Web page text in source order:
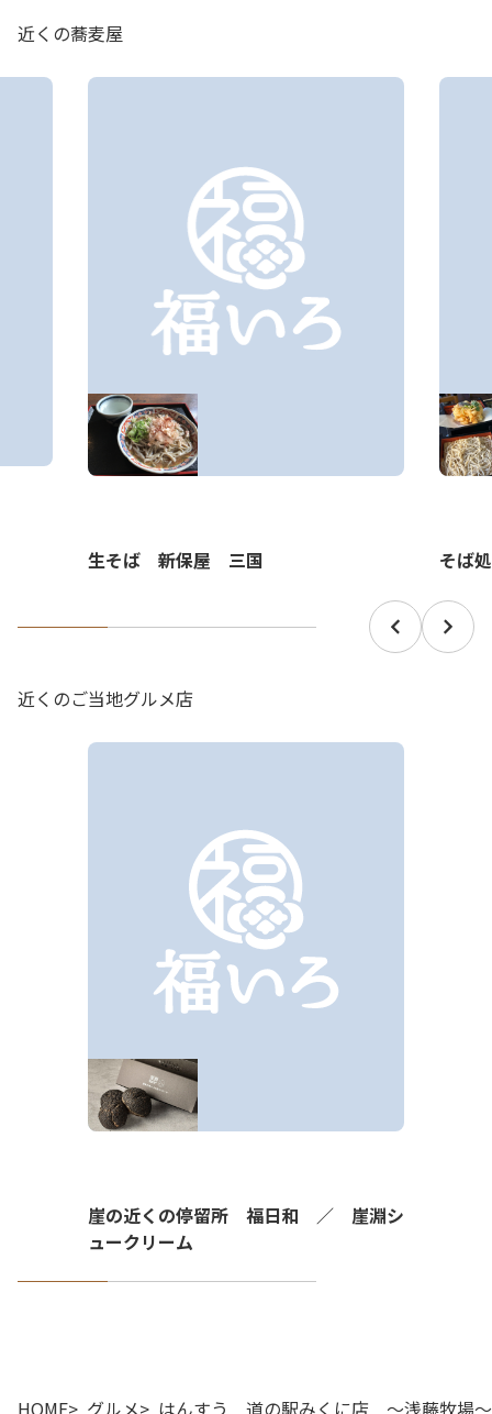
近くの蕎麦屋
生そば 新保屋 三国 そば
近くのご当地グルメ店
崖の近くの停留所 福日和 ／ 崖淵シ
ュークリーム